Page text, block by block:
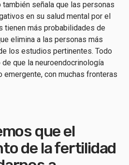
también señala que las personas
en su salud mental por el
tienen más probabilidades de
elimina a las personas más
los estudios pertinentes. Todo
que la neuroendocrinología
emergente, con muchas fronteras
que el
de la fertilidad